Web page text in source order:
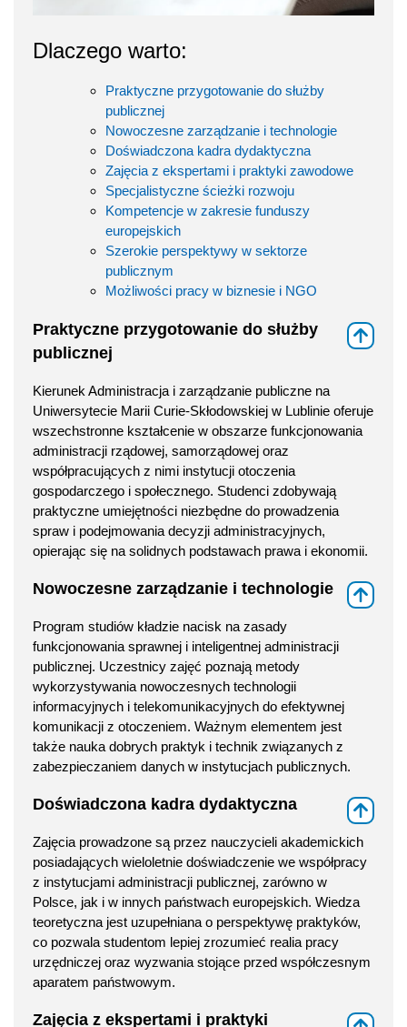
Dlaczego warto:
Praktyczne przygotowanie do służby
publicznej
Nowoczesne zarządzanie i technologie
Doświadczona kadra dydaktyczna
Zajęcia z ekspertami i praktyki zawodowe
Specjalistyczne ścieżki rozwoju
Kompetencje w zakresie funduszy
europejskich
Szerokie perspektywy w sektorze
publicznym
Możliwości pracy w biznesie i NGO
Praktyczne przygotowanie do służby
publicznej
Kierunek Administracja i zarządzanie publiczne na
Uniwersytecie Marii Curie-Skłodowskiej w Lublinie oferuje
wszechstronne kształcenie w obszarze funkcjonowania
administracji rządowej, samorządowej oraz
współpracujących z nimi instytucji otoczenia
gospodarczego i społecznego. Studenci zdobywają
praktyczne umiejętności niezbędne do prowadzenia
spraw i podejmowania decyzji administracyjnych,
opierając się na solidnych podstawach prawa i ekonomii.
Nowoczesne zarządzanie i technologie
Program studiów kładzie nacisk na zasady
funkcjonowania sprawnej i inteligentnej administracji
publicznej. Uczestnicy zajęć poznają metody
wykorzystywania nowoczesnych technologii
informacyjnych i telekomunikacyjnych do efektywnej
komunikacji z otoczeniem. Ważnym elementem jest
także nauka dobrych praktyk i technik związanych z
zabezpieczaniem danych w instytucjach publicznych.
Doświadczona kadra dydaktyczna
Zajęcia prowadzone są przez nauczycieli akademickich
posiadających wieloletnie doświadczenie we współpracy
z instytucjami administracji publicznej, zarówno w
Polsce, jak i w innych państwach europejskich. Wiedza
teoretyczna jest uzupełniana o perspektywę praktyków,
co pozwala studentom lepiej zrozumieć realia pracy
urzędniczej oraz wyzwania stojące przed współczesnym
aparatem państwowym.
Zajęcia z ekspertami i praktyki